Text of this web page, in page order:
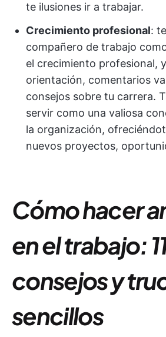
te ilusiones ir a trabajar.
Crecimiento profesional:
compañero de trabajo
el crecimiento profesional,
orientación, comentarios
consejos sobre tu carrera.
servir como una valiosa
la organización,
nuevos proyectos,
Cómo hacer
en el trabajo:
consejos y
sencillos